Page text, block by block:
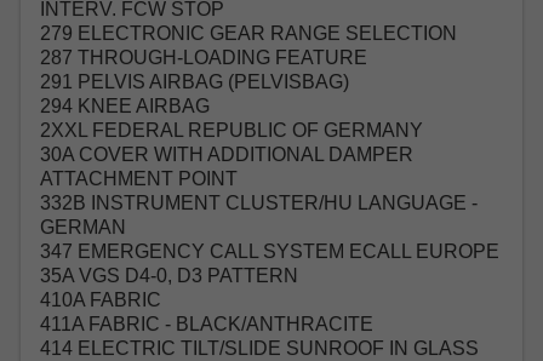
INTERV. FCW STOP
279 ELECTRONIC GEAR RANGE SELECTION
287 THROUGH-LOADING FEATURE
291 PELVIS AIRBAG (PELVISBAG)
294 KNEE AIRBAG
2XXL FEDERAL REPUBLIC OF GERMANY
30A COVER WITH ADDITIONAL DAMPER
ATTACHMENT POINT
332B INSTRUMENT CLUSTER/HU LANGUAGE -
GERMAN
347 EMERGENCY CALL SYSTEM ECALL EUROPE
35A VGS D4-0, D3 PATTERN
410A FABRIC
411A FABRIC - BLACK/ANTHRACITE
414 ELECTRIC TILT/SLIDE SUNROOF IN GLASS